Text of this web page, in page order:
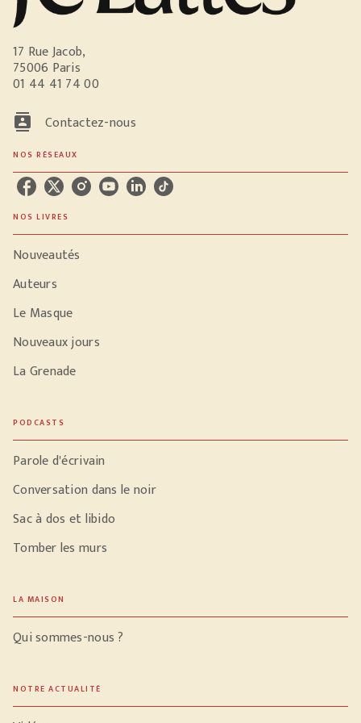
17 Rue Jacob,
75006 Paris
01 44 41 74 00
contacts Contactez-nous
NOS RÉSEAUX
NOS LIVRES
Nouveautés
Auteurs
Le Masque
Nouveaux jours
La Grenade
PODCASTS
Parole d'écrivain
Conversation dans le noir
Sac à dos et libido
Tomber les murs
LA MAISON
Qui sommes-nous ?
NOTRE ACTUALITÉ